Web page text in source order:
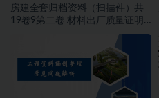
房建全套归档资料（扫描件）共
19卷9第二卷 材料出厂质量证明
文件及进场复试报告 6.8册